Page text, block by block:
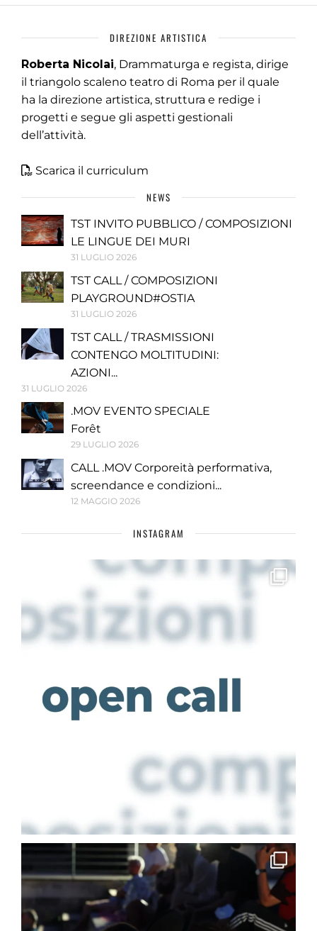
DIREZIONE ARTISTICA
Roberta Nicolai, Drammaturga e regista, dirige
il triangolo scaleno teatro di Roma per il quale
ha la direzione artistica, struttura e redige i
progetti e segue gli aspetti gestionali
dell’attività.
Scarica il curriculum
NEWS
TST INVITO PUBBLICO / COMPOSIZIONI
LE LINGUE DEI MURI
31 LUGLIO 2026
TST CALL / COMPOSIZIONI
PLAYGROUND#OSTIA
31 LUGLIO 2026
TST CALL / TRASMISSIONI
CONTENGO MOLTITUDINI:
AZIONI...
31 LUGLIO 2026
.MOV EVENTO SPECIALE
Forêt
29 LUGLIO 2026
CALL .MOV Corporeità performativa,
screendance e condizioni...
12 MAGGIO 2026
INSTAGRAM